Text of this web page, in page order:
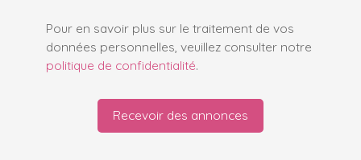
Pour en savoir plus sur le traitement de vos
données personnelles, veuillez consulter notre
politique de confidentialité.
Recevoir des annonces